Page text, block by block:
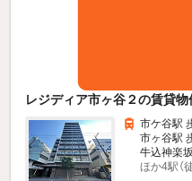
レジディア市ヶ谷２の賃貸物
市ケ谷駅
市ヶ谷駅
牛込神楽
ほか4駅（